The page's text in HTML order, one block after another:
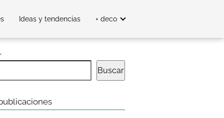
Ideas y tendencias + deco
Buscar